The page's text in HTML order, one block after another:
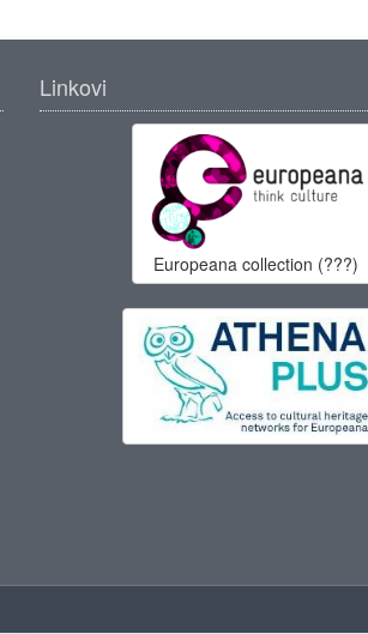
Linkovi
Europeana collection (???)